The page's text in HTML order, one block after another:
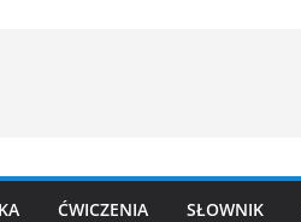
ĆWICZENIA SŁOWNIK